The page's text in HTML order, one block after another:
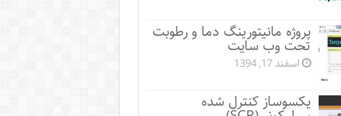
پروژه مانيتورينگ دما و رطوبت
تحت وب سایت
اسفند 17, 1394
یکسوساز کنترل شده